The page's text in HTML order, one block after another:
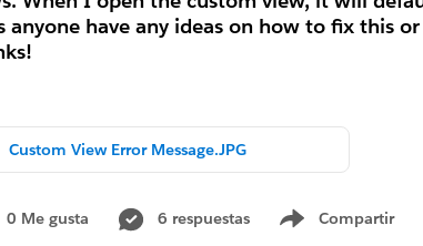
anyone have any ideas on how to fix this
Custom View Error Message.JPG
0 Me gusta 6 respuestas Compartir
Show menu